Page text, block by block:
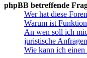
phpBB betreffende
Wer hat diese
Warum ist
An wen soll ich
juristische
Wie kann ich